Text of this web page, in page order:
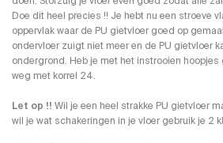
Doe dit heel precies !! Je hebt nu een stroeve
oppervlak waar de PU gietvloer goed op
ondervloer zuigt niet meer en de PU gietvloer
ondergrond. Heb je met het instrooien
weg met korrel 24.
Let op !! Wil je een heel strakke PU gietvloer
wil je wat schakeringen in je vloer gebruik je 2